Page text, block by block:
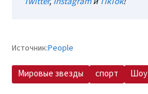
Источник:People
Мировые звезды спорт